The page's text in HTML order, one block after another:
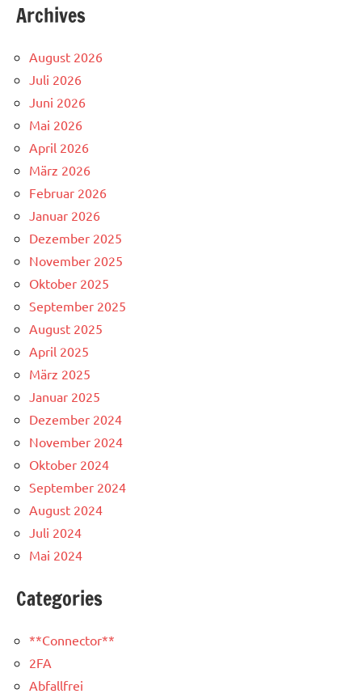
Archives
August 2026
Juli 2026
Juni 2026
Mai 2026
April 2026
März 2026
Februar 2026
Januar 2026
Dezember 2025
November 2025
Oktober 2025
September 2025
August 2025
April 2025
März 2025
Januar 2025
Dezember 2024
November 2024
Oktober 2024
September 2024
August 2024
Juli 2024
Mai 2024
Categories
**Connector**
2FA
Abfallfrei